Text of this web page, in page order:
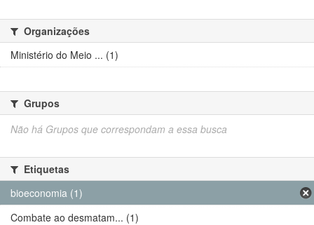
Organizações
Ministério do Meio ... (1)
Grupos
Não há Grupos que correspondam a essa busca
Etiquetas
bioeconomia (1)
Combate ao desmatam... (1)